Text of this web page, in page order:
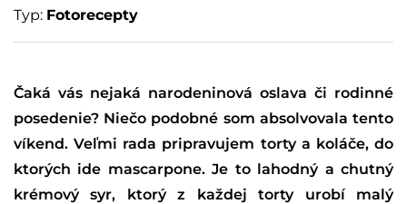
Typ: Fotorecepty
Čaká vás nejaká narodeninová oslava či rodinné
posedenie? Niečo podobné som absolvovala tento
víkend. Veľmi rada pripravujem torty a koláče, do
ktorých ide mascarpone. Je to lahodný a chutný
krémový syr, ktorý z každej torty urobí malý